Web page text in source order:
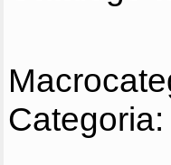
Categoria: